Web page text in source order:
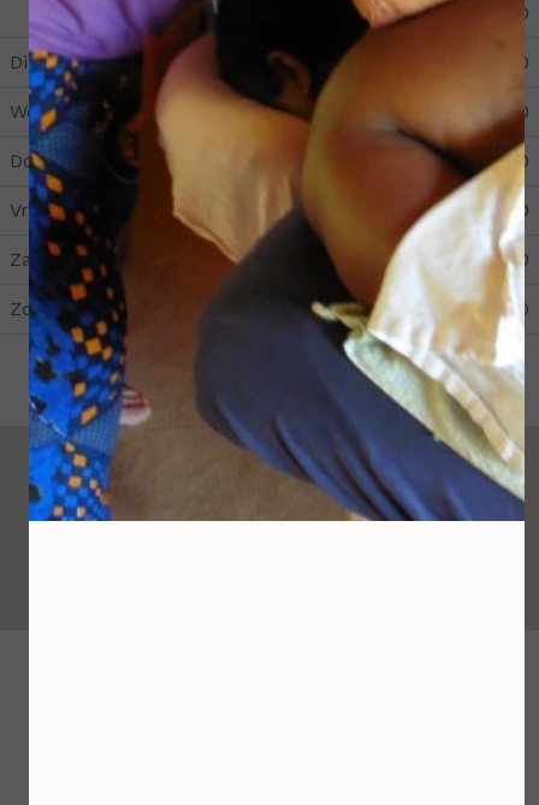
10:00 17:00
Dinsdag 10:00 21:00
Woensdag 10:00 15:00
Donderdag 21:00
Vrijdag 21:00
Zaterdag 14:00 17:00
Zondag 14:00 17:00